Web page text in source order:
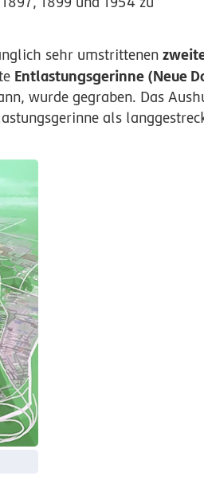
sehr umstrittenen
Entlastungsgerinne (Neue
wurde gegraben. Das
als